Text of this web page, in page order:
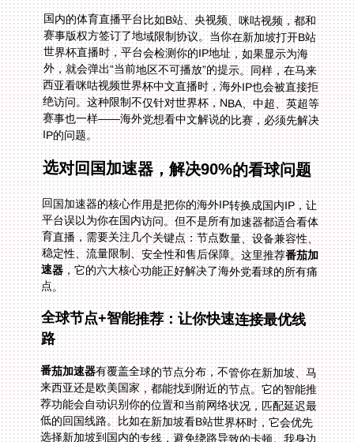
国内的体育直播平台比如B站、央视频、咪咕视频，都和
赛事版权方签订了地域限制协议。当你在新加坡打开B站
世界杯直播时，平台会检测你的IP地址，如果显示为海
外，就会弹出“当前地区不可播放”的提示。同样，在马来
西亚看咪咕视频世界杯中文直播时，海外IP也会被直接拒
绝访问。这种限制不仅针对世界杯，NBA、中超、英超等
赛事也一样——海外党想看中文解说的比赛，必须先解决
IP的问题。
选对回国加速器，解决90%的看球问题
回国加速器的核心作用是把你的海外IP转换成国内IP，让
平台误以为你在国内访问。但不是所有加速器都适合看体
育直播，需要关注几个关键点：节点数量、设备兼容性、
稳定性、流量限制、安全性和售后保障。这里推荐番茄加
速器，它的六大核心功能正好解决了海外党看球的所有痛
点。
全球节点+智能推荐：让你快速连接最优线
路
番茄加速器有覆盖全球的节点分布，不管你在新加坡、马
来西亚还是欧美国家，都能找到附近的节点。它的智能推
荐功能会自动识别你的位置和当前网络状况，匹配延迟最
低的回国线路。比如在新加坡看B站世界杯时，它会优先
选择新加坡到国内的专线，避免绕路导致的卡顿。我身边